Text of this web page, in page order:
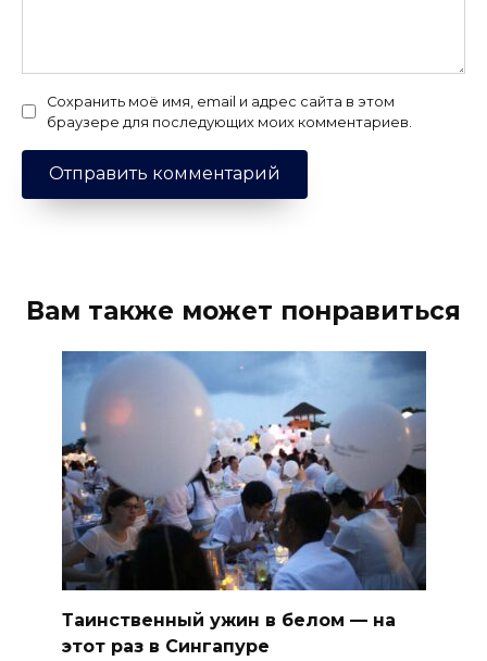
Сохранить моё имя, email и адрес сайта в этом
браузере для последующих моих комментариев.
Вам также может понравиться
Таинственный ужин в белом — на
этот раз в Сингапуре